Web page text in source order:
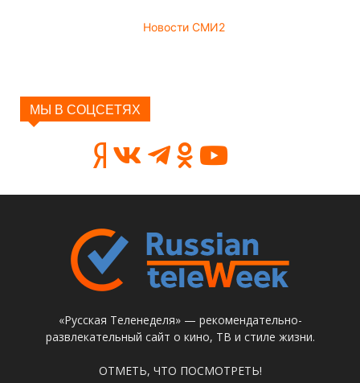
Новости СМИ2
МЫ В СОЦСЕТЯХ
«Русская Теленеделя» — рекомендательно-
развлекательный сайт о кино, ТВ и стиле жизни.
ОТМЕТЬ, ЧТО ПОСМОТРЕТЬ!